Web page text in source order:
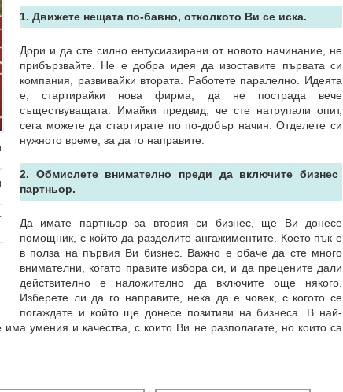
1. Движете нещата по-бавно, отколкото Ви се иска.
Дори и да сте силно ентусиазирани от новото начинание, не
прибързвайте. Не е добра идея да изоставите първата си
компания, развивайки втората. Работете паралелно. Идеята
е, стартирайки нова фирма, да не пострада вече
съществуващата. Имайки предвид, че сте натрупали опит,
сега можете да стартирате по по-добър начин. Отделете си
нужното време, за да го направите.
2. Обмислете внимателно преди да включите бизнес
партньор.
Да имате партньор за втория си бизнес, ще Ви донесе
помощник, с който да разделите ангажиментите. Което пък е
в полза на първия Ви бизнес. Важно е обаче да сте много
внимателни, когато правите избора си, и да прецените дали
действително е наложително да включите още някого.
Изберете ли да го направите, нека да е човек, с когото се
погаждате и който ще донесе позитиви на бизнеса. В най-
умения и качества, с които Ви не разполагате, но които са